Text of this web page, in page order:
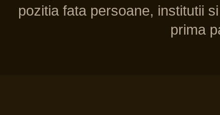
pozitia fata persoane, institutii
prima